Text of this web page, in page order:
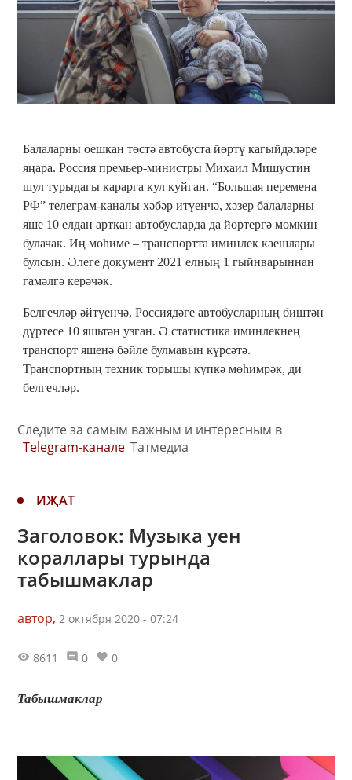
Балаларны оешкан төстә автобуста йөртү кагыйдәләре
яңара. Россия премьер-министры Михаил Мишустин
шул турыдагы карарга кул куйган. “Большая перемена
РФ” телеграм-каналы хәбәр итүенчә, хәзер балаларны
яше 10 елдан арткан автобусларда да йөртергә мөмкин
булачак. Иң мөһиме – транспортта иминлек каешлары
булсын. Әлеге документ 2021 елның 1 гыйнварыннан
гамәлгә керәчәк.
Белгечләр әйтүенчә, Россиядәге автобусларның биштән
дүртесе 10 яшьтән узган. Ә статистика иминлекнең
транспорт яшенә бәйле булмавын күрсәтә.
Транспортның техник торышы күпкә мөһимрәк, ди
белгечләр.
Следите за самым важным и интересным в
Telegram-канале Татмедиа
ИҖАТ
Заголовок: Музыка уен
кораллары турында
табышмаклар
автор, 2 октября 2020 - 07:24
8611 0 0
Табышмаклар